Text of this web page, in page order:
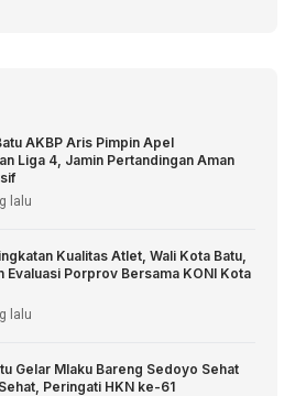
AKBP Aris Pimpin Apel
Liga 4, Jamin Pertandingan Aman
lalu
Kualitas Atlet, Wali Kota Batu,
Evaluasi Porprov Bersama KONI Kota
lalu
Gelar Mlaku Bareng Sedoyo Sehat
Peringati HKN ke-61